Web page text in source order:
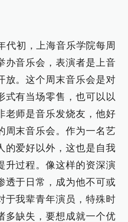
代初，上海音乐学院每周
办音乐会，表演者是上音
放。这个周末音乐会是对
式有当场零售，也可以以
老师是音乐发烧友，他好
周末音乐会。作为一名艺
的爱好以外，这也是自我
升过程。像这样的资深演
透于日常，成为他不可或
于我辈青年演员，特殊时
多缺失，要想成就一个优